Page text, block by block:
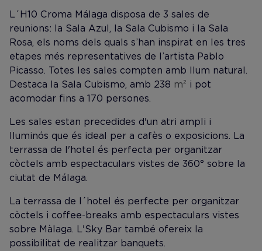
L´H10 Croma Málaga disposa de 3 sales de
reunions: la Sala Azul, la Sala Cubismo i la Sala
Rosa, els noms dels quals s’han inspirat en les tres
etapes més representatives de l’artista Pablo
Picasso. Totes les sales compten amb llum natural.
Destaca la Sala Cubismo, amb 238 m² i pot
acomodar fins a 170 persones.
Les sales estan precedides d'un atri ampli i
lluminós que és ideal per a cafès o exposicions. La
terrassa de l'hotel és perfecta per organitzar
còctels amb espectaculars vistes de 360° sobre la
ciutat de Málaga.
La terrassa de l´hotel és perfecte per organitzar
còctels i coffee-breaks amb espectaculars vistes
sobre Màlaga. L'Sky Bar també ofereix la
possibilitat de realitzar banquets.